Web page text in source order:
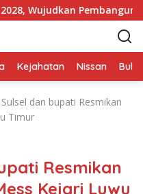
Wujudkan Pembangunan
Kejahatan Nissan
dan bupati Resmikan
Timur
Resmikan
Kejari Luwu